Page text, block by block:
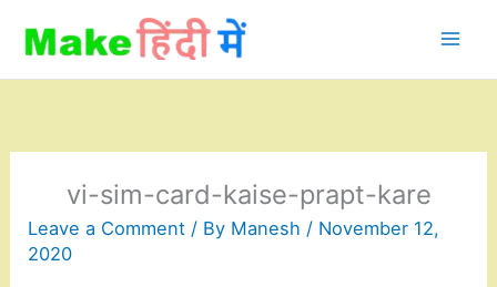
content
vi-sim-card-kaise-prapt-kare
Leave a Comment / By Manesh / November 12,
2020